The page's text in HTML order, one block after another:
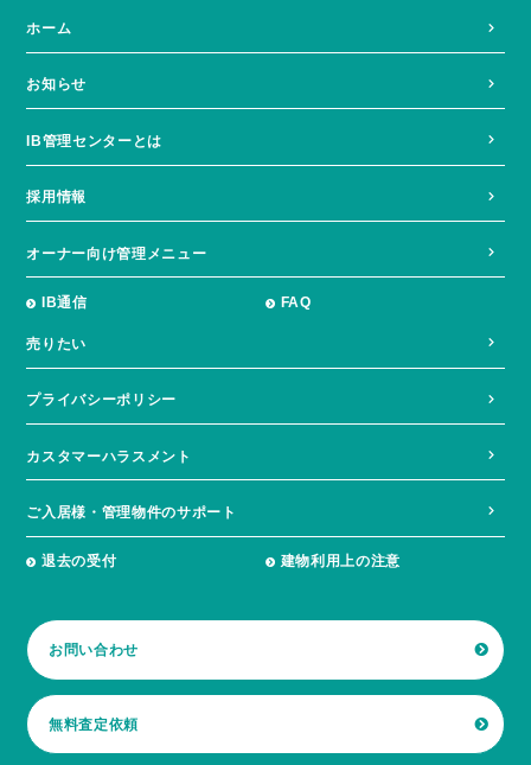
ホーム
お知らせ
IB管理センターとは
採用情報
オーナー向け管理メニュー
IB通信 FAQ
売りたい
プライバシーポリシー
カスタマーハラスメント
ご入居様・管理物件のサポート
退去の受付 建物利用上の注意
お問い合わせ
無料査定依頼